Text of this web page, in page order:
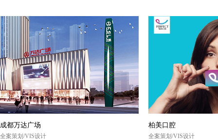
成都万达广场
全案策划/VIS设计
柏美口腔
全案策划/VIS设计